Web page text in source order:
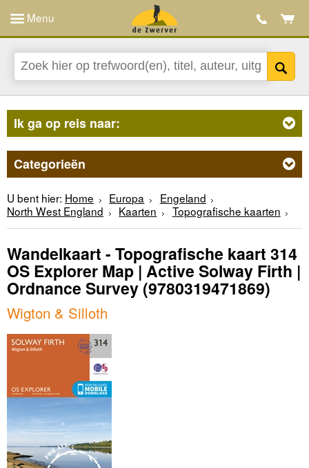
Menu
Ik ga op reis naar:
Categorieën
U bent hier: Home Europa
Engeland
North West England
Kaarten Topografische kaarten
Wandelkaart - Topografische kaart 314
OS Explorer Map | Active Solway Firth |
Ordnance Survey(9780319471869)
Wigton & Silloth